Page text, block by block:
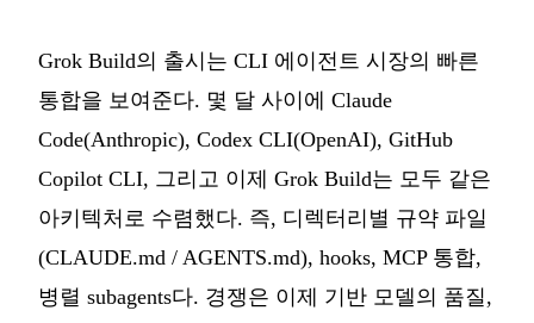
Grok Build의 출시는 CLI 에이전트 시장의 빠른
통합을 보여준다. 몇 달 사이에 Claude
Code(Anthropic), Codex CLI(OpenAI), GitHub
Copilot CLI, 그리고 이제 Grok Build는 모두 같은
아키텍처로 수렴했다. 즉, 디렉터리별 규약 파일
(CLAUDE.md / AGENTS.md), hooks, MCP 통합,
병렬 subagents다. 경쟁은 이제 기반 모델의 품질,